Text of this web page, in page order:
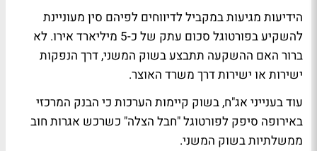
הידיעות מגיעות במקביל לדיווחים לפיהם סין מעוניינת
להשקיע בפורטוגל סכום עתק של כ-5 מיליארד אירו. לא
ברור האם ההשקעה תתבצע בשוק המשני, דרך הנפקות
ישירות או ישירות דרך משרד האוצר.
עוד בענייני אג"ח, בשוק קיימות הערכות כי הבנק המרכזי
באירופה סיפק לפורטוגל "חבל הצלה" כשרכש אגרות חוב
ממשלתיות בשוק המשני.